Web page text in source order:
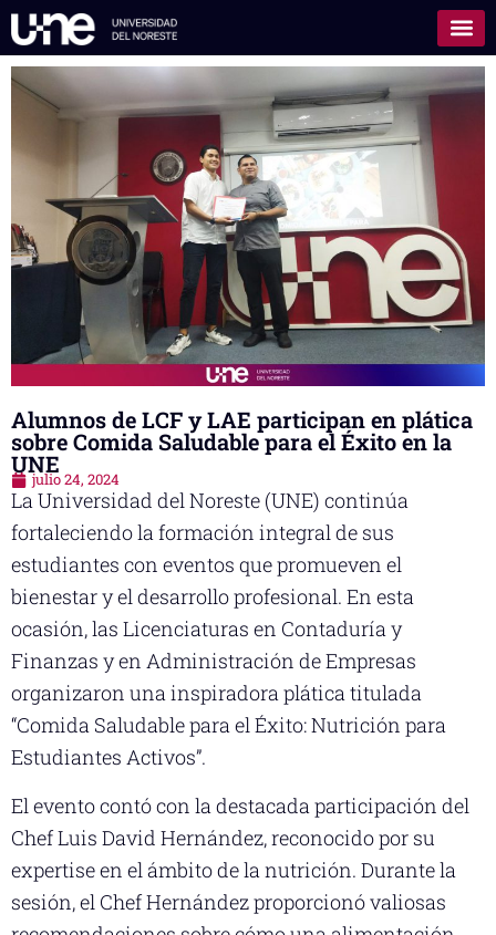
Alumnos de LCF y LAE participan en plática
sobre Comida Saludable para el Éxito en la
UNE
julio 24, 2024
La Universidad del Noreste (UNE) continúa
fortaleciendo la formación integral de sus
estudiantes con eventos que promueven el
bienestar y el desarrollo profesional. En esta
ocasión, las Licenciaturas en Contaduría y
Finanzas y en Administración de Empresas
organizaron una inspiradora plática titulada
“Comida Saludable para el Éxito: Nutrición para
Estudiantes Activos”.
El evento contó con la destacada participación del
Chef Luis David Hernández, reconocido por su
expertise en el ámbito de la nutrición. Durante la
sesión, el Chef Hernández proporcionó valiosas